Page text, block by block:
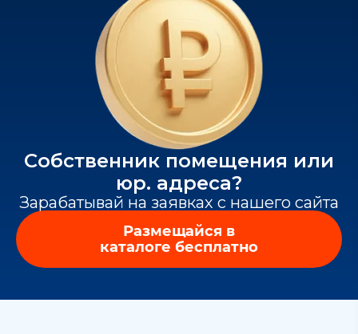
Собственник помещения или
юр. адреса?
Зарабатывай на заявках с нашего сайта
Размещайся в
каталоге бесплатно